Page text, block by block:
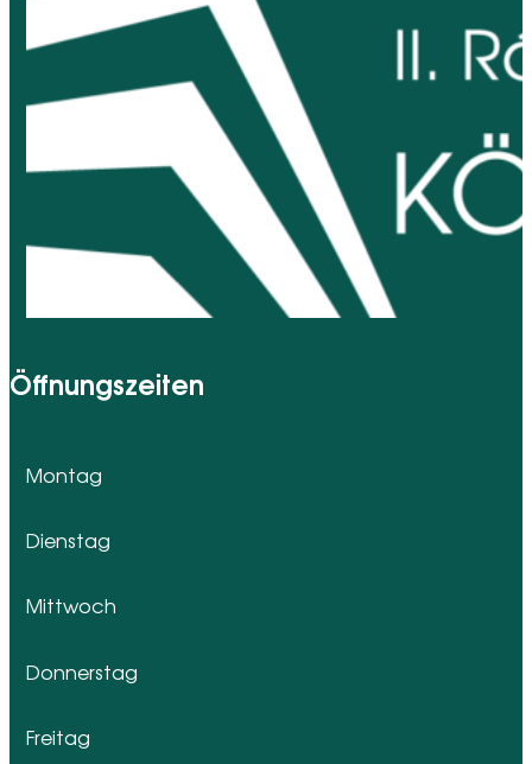
Öffnungszeiten
Montag
Dienstag
Mittwoch
Donnerstag
Freitag